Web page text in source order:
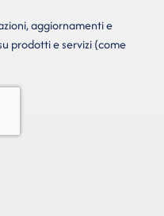
aggiornamenti e
prodotti e servizi (come